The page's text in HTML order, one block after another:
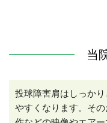
当
投球障害肩はしっか
やすくなります。そ